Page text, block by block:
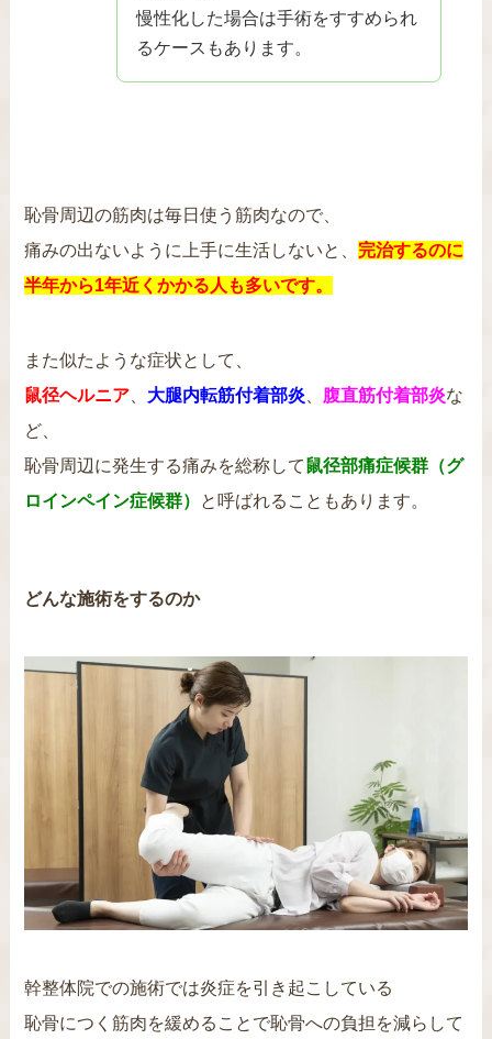
慢性化した場合は手術をすすめられ
るケースもあります。
恥骨周辺の筋肉は毎日使う筋肉なので、
痛みの出ないように上手に生活しないと、 完治するのに
半年から1年近くかかる人も多いです。
また似たような症状として、
鼠径ヘルニア
大腿内転筋付着部炎 腹直筋付着部炎な
ど、
恥骨周辺に発生する痛みを総称して鼠径部痛症候群（グ
ロインペイン症候群） と呼ばれることもあります。
どんな施術をするのか
幹整体院での施術では炎症を引き起こしている
恥骨につく筋肉を緩めることで恥骨への負担を減らして